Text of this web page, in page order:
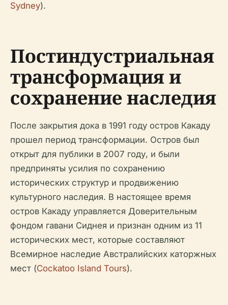
Sydney).
Постиндустриальная
трансформация и
сохранение наследия
После закрытия дока в 1991 году остров Какаду
прошел период трансформации. Остров был
открыт для публики в 2007 году, и были
предприняты усилия по сохранению
исторических структур и продвижению
культурного наследия. В настоящее время
остров Какаду управляется Доверительным
фондом гавани Сиднея и признан одним из 11
исторических мест, которые составляют
Всемирное наследие Австралийских каторжных
мест (Cockatoo Island Tours).